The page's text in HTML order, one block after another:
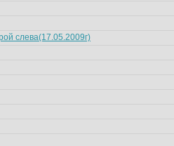
слева(17.05.2009г)